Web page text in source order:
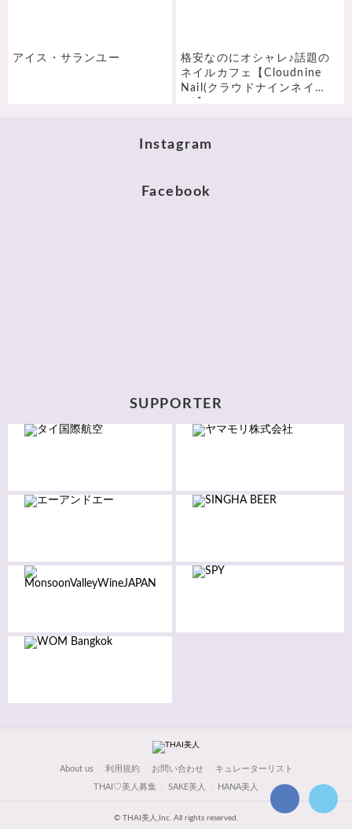
アイス・サランユー
格安なのにオシャレ♪話題の
ネイルカフェ【Cloudnine
Nail(クラウドナインネイ
Instagram
Facebook
SUPPORTER
About us 利用規約 お問い合わせ キュレーターリスト
THAI♡美人募集 SAKE美人 HANA美人
© THAI美人,Inc. All rights reserved.